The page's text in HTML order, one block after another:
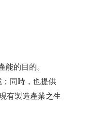
的目的。
同時，也提供
有製造產業之生